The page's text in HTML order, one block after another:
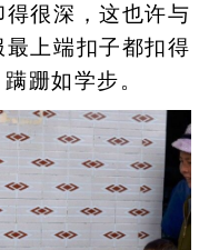
很深，这也许与
上端扣子都扣得
跚如学步。